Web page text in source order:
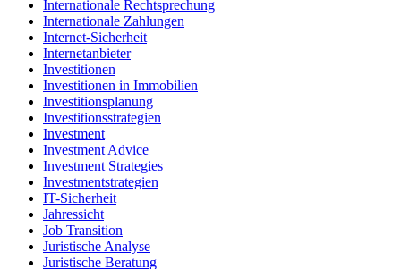
Internationale Rechtsprechung
Internationale Zahlungen
Internet-Sicherheit
Internetanbieter
Investitionen
Investitionen in Immobilien
Investitionsplanung
Investitionsstrategien
Investment
Investment Advice
Investment Strategies
Investmentstrategien
IT-Sicherheit
Jahressicht
Job Transition
Juristische Analyse
Juristische Beratung